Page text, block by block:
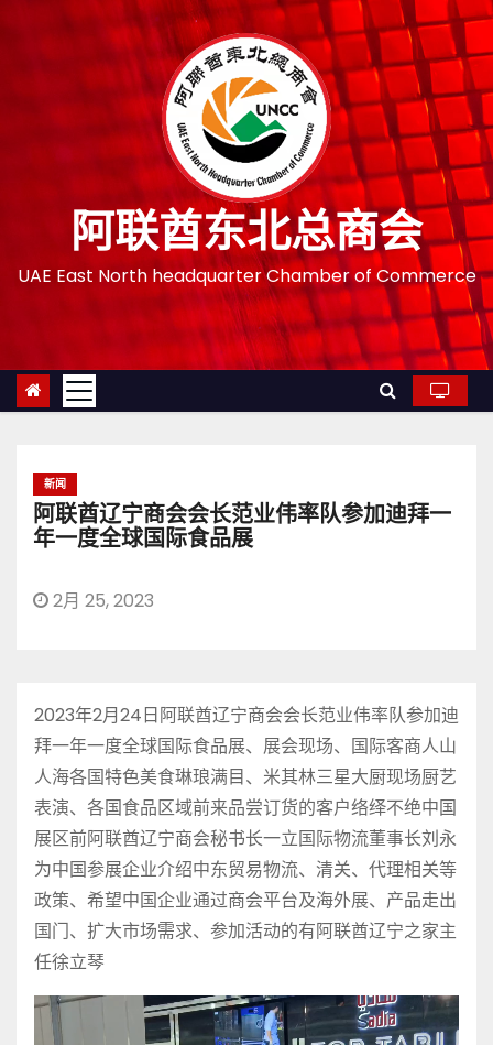
阿联酋东北总商会
UAE East North headquarter Chamber of Commerce
新闻
阿联酋辽宁商会会长范业伟率队参加迪拜一
年一度全球国际食品展
2月 25, 2023
2023年2月24日阿联酋辽宁商会会长范业伟率队参加迪
拜一年一度全球国际食品展、展会现场、国际客商人山
人海各国特色美食琳琅满目、米其林三星大厨现场厨艺
表演、各国食品区域前来品尝订货的客户络绎不绝中国
展区前阿联酋辽宁商会秘书长一立国际物流董事长刘永
为中国参展企业介绍中东贸易物流、清关、代理相关等
政策、希望中国企业通过商会平台及海外展、产品走出
国门、扩大市场需求、参加活动的有阿联酋辽宁之家主
任徐立琴
视